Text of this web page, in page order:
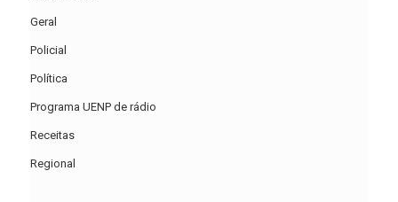
Geral
Policial
Política
Programa UENP de rádio
Receitas
Regional